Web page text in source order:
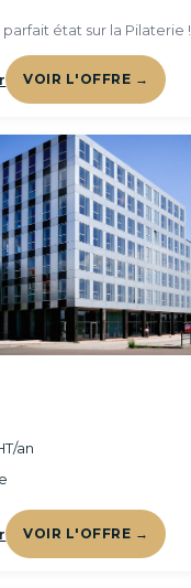
état sur la Pilaterie !
VOIR L'OFFRE →
an
VOIR L'OFFRE →